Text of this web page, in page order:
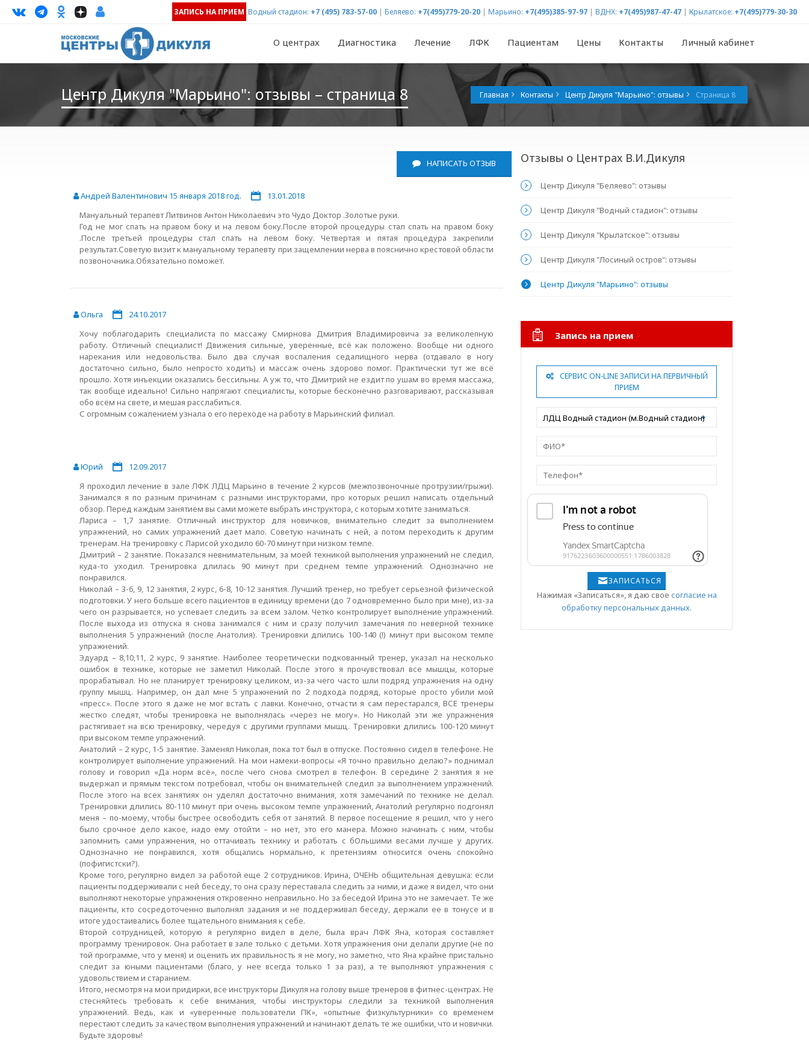
ЗАПИСЬ НА ПРИЕМ Водный стадион: +7 (495) 783-57-00 | Беляево: +7(495)779-20-20 | Марьино: +7(495)385-97-97 | ВДНХ: +7(495)987-47-47 | Крылатское: +7(495)779-30-30
О центрах Диагностика Лечение ЛФК Пациентам Цены Контакты Личный кабинет
Центр Дикуля "Марьино": отзывы – страница 8 Главная Контакты Центр Дикуля "Марьино": отзывы Страница 8
НАПИСАТЬ ОТЗЫВ
Андрей Валентинович 15 января 2018 год.
13.01.2018
Мануальный терапевт Литвинов Антон Николаевич это Чудо Доктор .Золотые руки.
Год не мог спать на правом боку и на левом боку.После второй процедуры стал спать на правом боку
.После третьей процедуры стал спать на левом боку. Четвертая и пятая процедура закрепили
результат.Советую визит к мануальному терапевту при защемлении нерва в пояснично крестовой области
позвоночника.Обязательно поможет.
Ольга
24.10.2017
Хочу поблагодарить специалиста по массажу Смирнова Дмитрия Владимировича за великолепную
работу. Отличный специалист! Движения сильные, уверенные, всё как положено. Вообще ни одного
нарекания или недовольства. Было два случая воспаления седалищного нерва (отдавало в ногу
достаточно сильно, было непросто ходить) и массаж очень здорово помог. Практически тут же всё
прошло. Хотя инъекции оказались бессильны. А уж то, что Дмитрий не ездит по ушам во время массажа,
так вообще идеально! Сильно напрягают специалисты, которые бесконечно разговаривают, рассказывая
обо всём на свете, и мешая расслабиться.
С огромным сожалением узнала о его переходе на работу в Марьинский филиал.
Юрий
12.09.2017
Я проходил лечение в зале ЛФК ЛДЦ Марьино в течение 2 курсов (межпозвоночные протрузии/грыжи).
Занимался я по разным причинам с разными инструкторами, про которых решил написать отдельный
обзор. Перед каждым занятием вы сами можете выбрать инструктора, с которым хотите заниматься.
Лариса – 1,7 занятие. Отличный инструктор для новичков, внимательно следит за выполнением
упражнений, но самих упражнений дает мало. Советую начинать с ней, а потом переходить к другим
тренерам. На тренировку с Ларисой уходило 60-70 минут при низком темпе.
Дмитрий – 2 занятие. Показался невнимательным, за моей техникой выполнения упражнений не следил,
куда-то уходил. Тренировка длилась 90 минут при среднем темпе упражнений. Однозначно не
понравился.
Николай – 3-6, 9, 12 занятия, 2 курс, 6-8, 10-12 занятия. Лучший тренер, но требует серьезной физической
подготовки. У него больше всего пациентов в единицу времени (до 7 одновременно было при мне), из-за
чего он разрывается, но успевает следить за всем залом. Четко контролирует выполнение упражнений.
После выхода из отпуска я снова занимался с ним и сразу получил замечания по неверной технике
выполнения 5 упражнений (после Анатолия). Тренировки длились 100-140 (!) минут при высоком темпе
упражнений.
Эдуард – 8,10,11, 2 курс, 9 занятие. Наиболее теоретически подкованный тренер, указал на несколько
ошибок в технике, которые не заметил Николай. После этого я прочувствовал все мышцы, которые
прорабатывал. Но не планирует тренировку целиком, из-за чего часто шли подряд упражнения на одну
группу мышц. Например, он дал мне 5 упражнений по 2 подхода подряд, которые просто убили мой
«пресс». После этого я даже не мог встать с лавки. Конечно, отчасти я сам перестарался, ВСЕ тренеры
жестко следят, чтобы тренировка не выполнялась «через не могу». Но Николай эти же упражнения
растягивает на всю тренировку, чередуя с другими группами мышц. Тренировки длились 100-120 минут
при высоком темпе упражнений.
Анатолий – 2 курс, 1-5 занятие. Заменял Николая, пока тот был в отпуске. Постоянно сидел в телефоне. Не
контролирует выполнение упражнений. На мои намеки-вопросы «Я точно правильно делаю?» поднимал
голову и говорил «Да норм всё», после чего снова смотрел в телефон. В середине 2 занятия я не
выдержал и прямым текстом потребовал, чтобы он внимательней следил за выполнением упражнений.
После этого на всех занятиях он уделял достаточно внимания, хотя замечаний по технике не делал.
Тренировки длились 80-110 минут при очень высоком темпе упражнений, Анатолий регулярно подгонял
меня – по-моему, чтобы быстрее освободить себя от занятий. В первое посещение я решил, что у него
было срочное дело какое, надо ему отойти – но нет, это его манера. Можно начинать с ним, чтобы
запомнить сами упражнения, но оттачивать технику и работать с бОльшими весами лучше у других.
Однозначно не понравился, хотя общались нормально, к претензиям относится очень спокойно
(пофигистски?).
Кроме того, регулярно видел за работой еще 2 сотрудников. Ирина, ОЧЕНЬ общительная девушка: если
пациенты поддерживали с ней беседу, то она сразу переставала следить за ними, и даже я видел, что они
выполняют некоторые упражнения откровенно неправильно. Но за беседой Ирина это не замечает. Те же
пациенты, кто сосредоточенно выполнял задания и не поддерживал беседу, держали ее в тонусе и в
итоге удостаивались более тщательного внимания к себе.
Второй сотрудницей, которую я регулярно видел в деле, была врач ЛФК Яна, которая составляет
программу тренировок. Она работает в зале только с детьми. Хотя упражнения они делали другие (не по
той программе, что у меня) и оценить их правильность я не могу, но заметно, что Яна крайне пристально
следит за юными пациентами (благо, у нее всегда только 1 за раз), а те выполняют упражнения с
удовольствием и старанием.
Итого, несмотря на мои придирки, все инструкторы Дикуля на голову выше тренеров в фитнес-центрах. Не
стесняйтесь требовать к себе внимания, чтобы инструкторы следили за техникой выполнения
упражнений. Ведь, как и «уверенные пользователи ПК», «опытные физкультурники» со временем
перестают следить за качеством выполнения упражнений и начинают делать те же ошибки, что и новички.
Будьте здоровы!
Отзывы о Центрах В.И.Дикуля
Центр Дикуля "Беляево": отзывы
Центр Дикуля "Водный стадион": отзывы
Центр Дикуля "Крылатское": отзывы
Центр Дикуля "Лосиный остров": отзывы
Центр Дикуля "Марьино": отзывы
Запись на прием
СЕРВИС ON-LINE ЗАПИСИ НА ПЕРВИЧНЫЙ
ПРИЕМ
ЗАПИСАТЬСЯ
Нажимая «Записаться», я даю свое согласие на
обработку персональных данных.